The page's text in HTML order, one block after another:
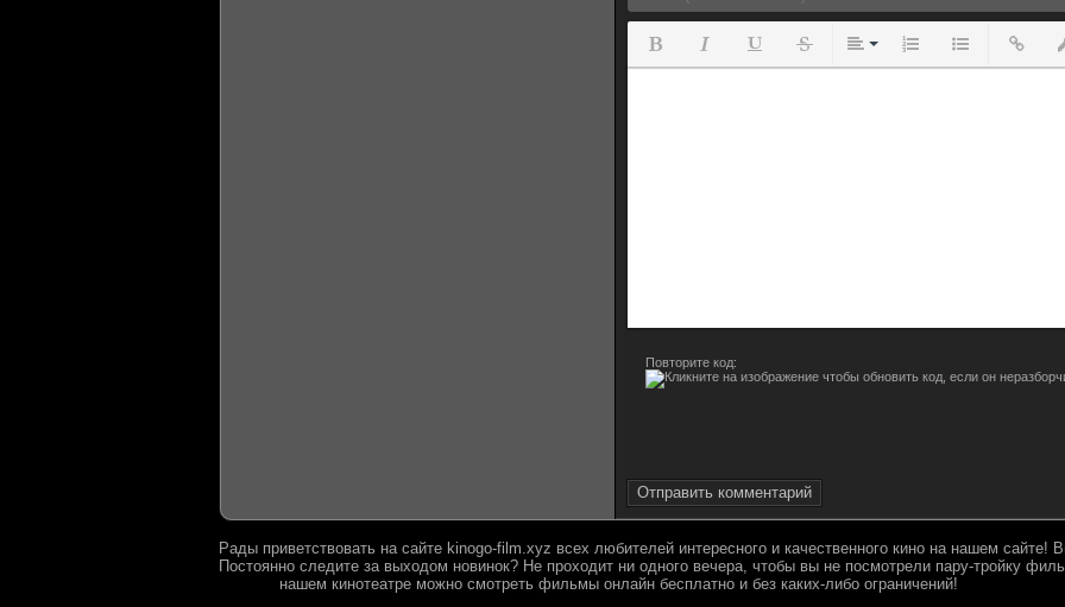
Полужирный
КурсивПодчеркнутый
ЗачеркнутыйВыравнивание
Нумерованный
Повторите код:
Отправить комментарий
Рады приветствовать на сайте kinogo-film.xyz всех любителей интересного и качественного кино на нашем
Постоянно следите за выходом новинок? Не проходит ни одного вечера, чтобы вы не посмотрели пару-тройку
нашем кинотеатре можно смотреть фильмы онлайн бесплатно и без каких-либо ограничений!